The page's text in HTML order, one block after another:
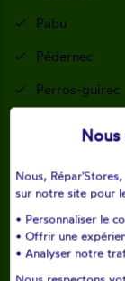
Pabu
Pédernec
Perros-guirec
Pleumeur-
Plouaret
Ploubezre
Nous,
sur notre site pour
• Personnaliser le
• Offrir une
• Analyser notre